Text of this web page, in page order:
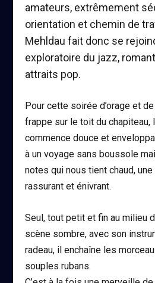
amateurs, extrêmement
orientation et chemin de
Mehldau fait donc se
exploratoire du jazz,
attraits pop.
Pour cette soirée d’orage et
frappe sur le toit du chapiteau,
commence douce et
à un voyage sans boussole
notes qui nous tient chaud,
rassurant et énivrant.
Seul, tout petit et fin au milieu
scène sombre, avec son
radeau, il enchaîne les
souples rubans.